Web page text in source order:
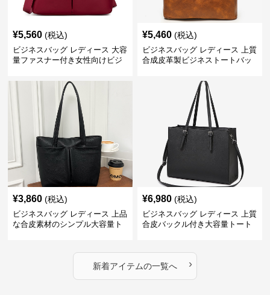
¥5,560 (税込)
ビジネスバッグ レディース 大容
量ファスナー付き女性向けビジ
¥5,460 (税込)
ビジネスバッグ レディース 上質
合成皮革製ビジネストートバッ
¥3,860 (税込)
ビジネスバッグ レディース 上品
な合皮素材のシンプル大容量ト
¥6,980 (税込)
ビジネスバッグ レディース 上質
合皮バックル付き大容量トート
新着アイテムの一覧へ ›